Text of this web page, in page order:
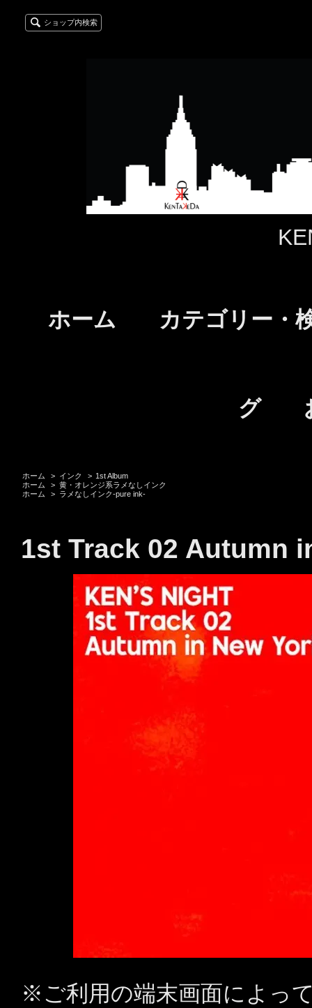
ショップ内検索
ホーム カテゴリー・
グ
ホーム > インク > 1st Album
ホーム
> 黄・オレンジ系ラメなしインク
ホーム
> ラメなしインク-pure ink-
1st Track 02 Autumn
※ご利用の端末画面によっ